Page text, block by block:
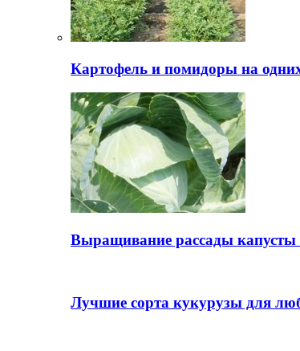
Картофель и помидоры на
Выращивание рассады капусты
Лучшие сорта кукурузы для